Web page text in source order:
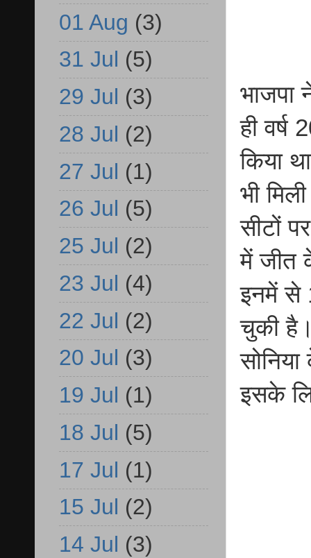
भाजपा
ही वर्ष
किया
भी
सीटों
में जीत
इनमें से
चुकी
इसके
01 Aug (3)
31 Jul (5)
29 Jul (3)
28 Jul (2)
27 Jul (1)
26 Jul (5)
25 Jul (2)
23 Jul (4)
22 Jul (2)
20 Jul (3)
19 Jul (1)
18 Jul (5)
17 Jul (1)
15 Jul (2)
14 Jul (3)